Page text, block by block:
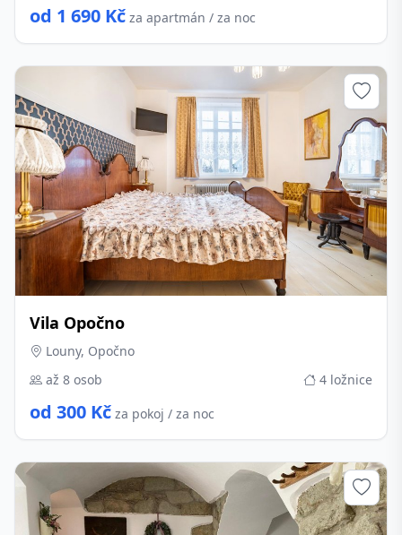
od 1 690 Kč za apartmán / za noc
Vila Opočno
Louny, Opočno
až 8 osob
4 ložnice
od 300 Kč za pokoj / za noc